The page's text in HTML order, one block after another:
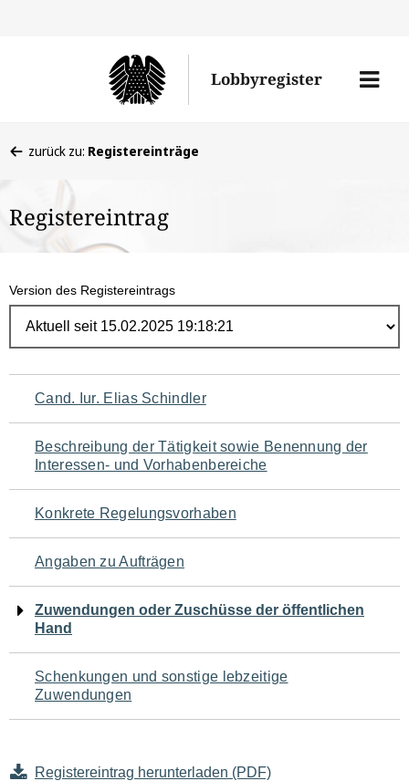
Lobbyregister
Menü
befinden
hier:
zurück zu: Registereinträge
Registereintrag
Version des Registereintrags
Navigation
für
den
Seiteninhalt
Cand. Iur. Elias Schindler
Beschreibung der Tätigkeit sowie Benennung der
Interessen- und Vorhabenbereiche
Konkrete Regelungsvorhaben
Angaben zu Aufträgen
Zuwendungen oder Zuschüsse der öffentlichen
Hand
Schenkungen und sonstige lebzeitige
Zuwendungen
Registereintrag herunterladen (PDF)